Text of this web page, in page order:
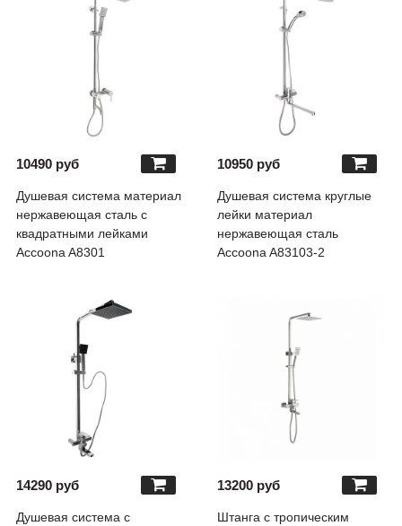
10490 руб
Душевая система материал
нержавеющая сталь с
квадратными лейками
Accoona A8301
10950 руб
Душевая система круглые
лейки материал
нержавеющая сталь
Accoona A83103-2
14290 руб
Душевая система с
13200 руб
Штанга с тропическим